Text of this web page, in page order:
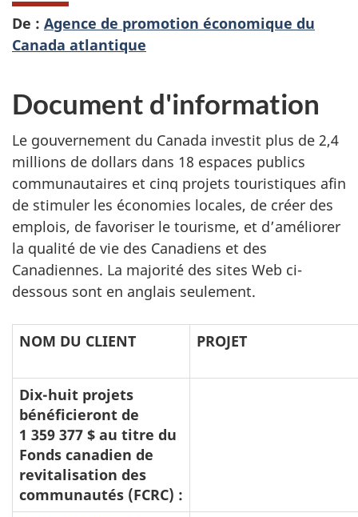
De : Agence de promotion économique du
Canada atlantique
Document d'information
Le gouvernement du Canada investit plus de 2,4
millions de dollars dans 18 espaces publics
communautaires et cinq projets touristiques afin
de stimuler les économies locales, de créer des
emplois, de favoriser le tourisme, et d’améliorer
la qualité de vie des Canadiens et des
Canadiennes. La majorité des sites Web ci-
dessous sont en anglais seulement.
NOM DU CLIENT PROJET
Dix-huit projets
bénéficieront de
1 359 377 $ au titre du
Fonds canadien de
revitalisation des
communautés (FCRC) :